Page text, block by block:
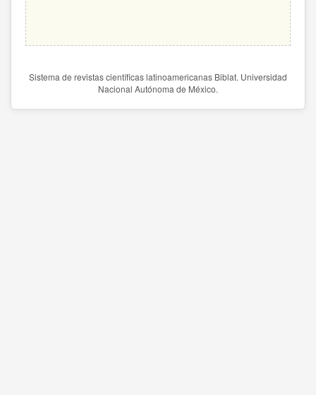
Sistema de revistas científicas latinoamericanas Biblat. Universidad
Nacional Autónoma de México.